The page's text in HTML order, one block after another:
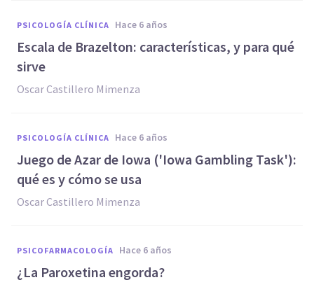
PSICOLOGÍA CLÍNICA hace 6 años
Escala de Brazelton: características, y para qué
sirve
Oscar Castillero Mimenza
PSICOLOGÍA CLÍNICA hace 6 años
Juego de Azar de Iowa ('Iowa Gambling Task'):
qué es y cómo se usa
Oscar Castillero Mimenza
PSICOFARMACOLOGÍA hace 6 años
¿La Paroxetina engorda?